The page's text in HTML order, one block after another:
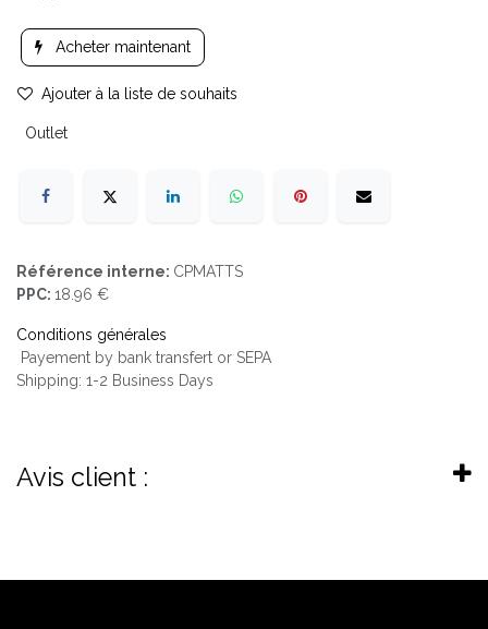
Acheter maintenant
Ajouter à la liste de souhaits
Outlet
Référence interne: CPMATTS
PPC: 18.96 €
Conditions générales
Payement by bank transfert or SEPA
Shipping: 1-2 Business Days
Avis client :